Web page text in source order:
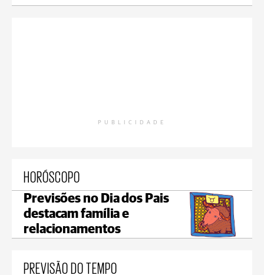
PUBLICIDADE
HORÓSCOPO
Previsões no Dia dos Pais
destacam família e
relacionamentos
PREVISÃO DO TEMPO